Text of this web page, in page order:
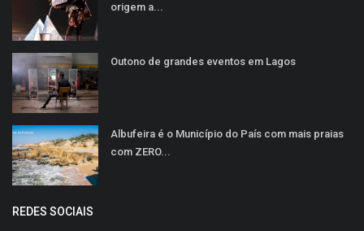
origem a...
Outono de grandes eventos em Lagos
Albufeira é o Município do País com mais praias
com ZERO...
REDES SOCIAIS